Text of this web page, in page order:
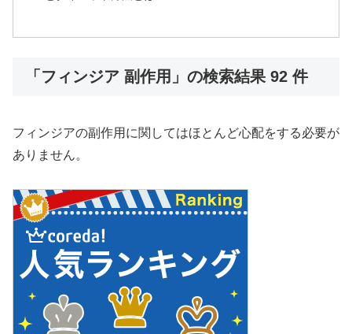
「フィンジア 副作用」の検索結果 92 件
フィンジアの副作用に関してはほとんど心配をする必要が
ありません。